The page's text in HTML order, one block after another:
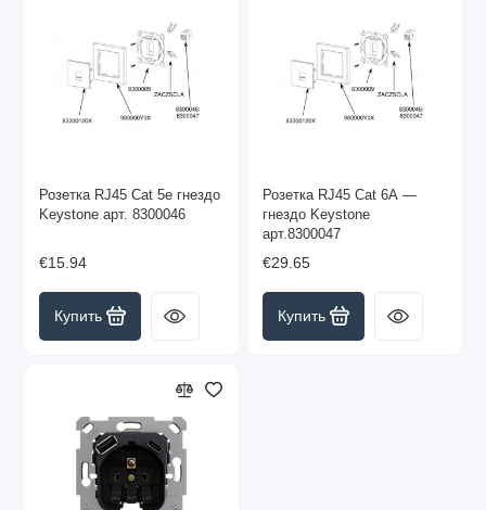
Розетка RJ45 Cat 5e гнездо
Keystone арт. 8300046
€15.94
Купить
Розетка RJ45 Cat 6A —
гнездо Keystone
арт.8300047
€29.65
Купить